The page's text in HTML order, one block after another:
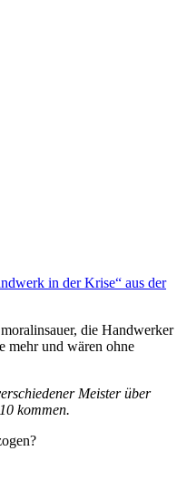
in der Krise“ aus der
die Handwerker
mehr und wären ohne
Meister über
kommen.